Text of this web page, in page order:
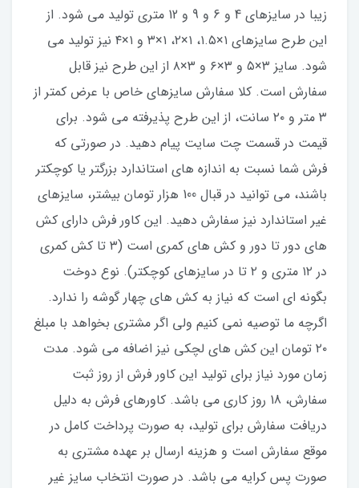
زیبا در سایزهای 4 و 6 و 9 و 12 متری تولید می شود. از
این طرح سایزهای ۱×۱.۵، ۱×۲، ۱×۳ و ۱×۴ نیز تولید می
شود. سایز ۳×۵ و ۳×۶ و ۳×۸ از این طرح نیز قابل
سفارش است. کلا سفارش سایزهای خاص با عرض کمتر از
۳ متر و ۲۰ سانت، از این طرح پذیرفته می شود. برای
قیمت در قسمت چت سایت پیام دهید. در صورتی که
فرش شما نسبت به اندازه های استاندارد بزرگتر یا کوچکتر
باشند، می توانید در قبال 100 هزار تومان بیشتر، سایزهای
غیر استاندارد نیز سفارش دهید. این کاور فرش دارای کش
های دور تا دور و کش های کمری است (۳ تا کش کمری
در ۱۲ متری و ۲ تا در سایزهای کوچکتر). نوع دوخت
بگونه ای است که نیاز به کش های چهار گوشه را ندارد.
اگرچه ما توصیه نمی کنیم ولی اگر مشتری بخواهد با مبلغ
۲۰ تومان این کش های لچکی نیز اضافه می شود. مدت
زمان مورد نیاز برای تولید این کاور فرش از روز ثبت
سفارش، 18 روز کاری می باشد. کاورهای فرش به دلیل
دریافت سفارش برای تولید، به صورت پرداخت کامل در
موقع سفارش است و هزینه ارسال بر عهده مشتری به
صورت پس کرایه می باشد. در صورت انتخاب سایز غیر